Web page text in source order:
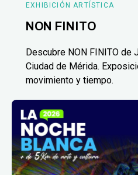
EXHIBICIÓN ARTÍSTICA
NON FINITO
Descubre NON FINITO de
Ciudad de Mérida.
movimiento y tiempo.